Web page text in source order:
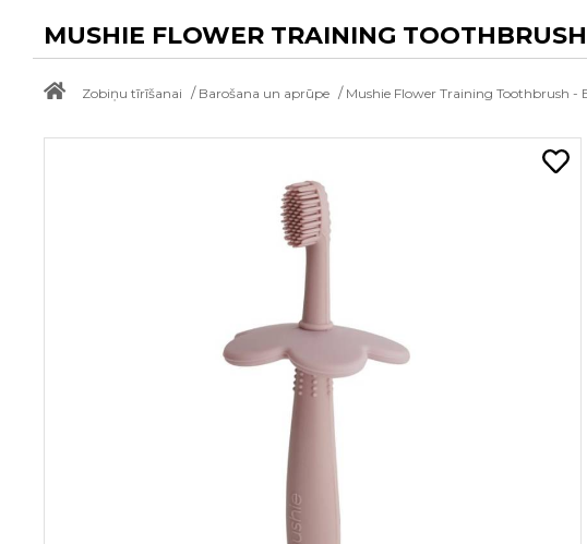
MUSHIE FLOWER TRAINING
Zobiņu tīrīšanai / Barošana un aprūpe / Mushie Flower Training Toothbrush -